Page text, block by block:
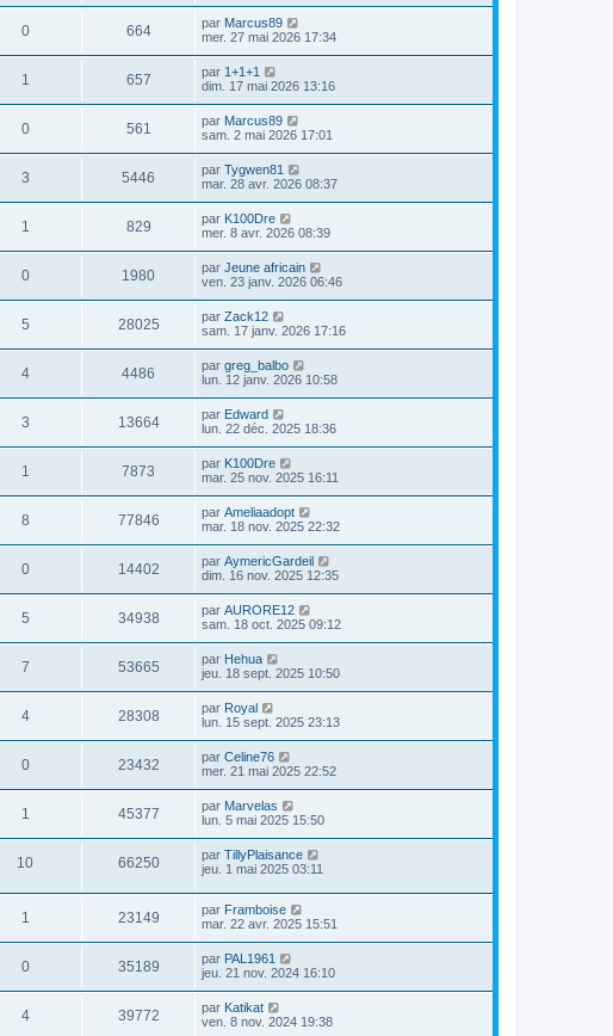
0 664 par Marcus89
mer. 27 mai 2026 17:34
1 657 par 1+1+1
dim. 17 mai 2026 13:16
0 561 par Marcus89
sam. 2 mai 2026 17:01
3 5446 par Tygwen81
mar. 28 avr. 2026 08:37
1 829 par K100Dre
mer. 8 avr. 2026 08:39
0 1980 par Jeune africain
ven. 23 janv. 2026 06:46
5 28025 par Zack12
sam. 17 janv. 2026 17:16
4 4486 par greg_balbo
lun. 12 janv. 2026 10:58
3 13664 par Edward
lun. 22 déc. 2025 18:36
1 7873 par K100Dre
mar. 25 nov. 2025 16:11
8 77846 par Ameliaadopt
mar. 18 nov. 2025 22:32
0 14402 par AymericGardeil
dim. 16 nov. 2025 12:35
5 34938 par AURORE12
sam. 18 oct. 2025 09:12
7 53665 par Hehua
jeu. 18 sept. 2025 10:50
4 28308 par Royal
lun. 15 sept. 2025 23:13
0 23432 par Celine76
mer. 21 mai 2025 22:52
1 45377 par Marvelas
lun. 5 mai 2025 15:50
10 66250 par TillyPlaisance
jeu. 1 mai 2025 03:11
1 23149 par Framboise
mar. 22 avr. 2025 15:51
0 35189 par PAL1961
jeu. 21 nov. 2024 16:10
4 39772 par Katikat
ven. 8 nov. 2024 19:38